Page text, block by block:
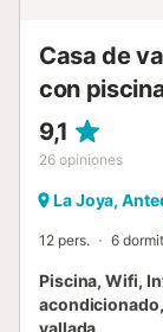
tomar el sol
aunque hay
Casa de
con
9,1
26 opiniones
La Joya,
12 pers. 6
Piscina, Wifi,